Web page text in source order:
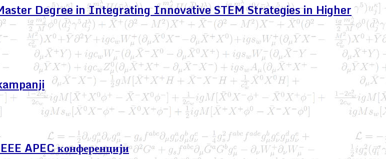
Degree in Integrating Innovative STEM Strategies in Higher
APEC конференцији